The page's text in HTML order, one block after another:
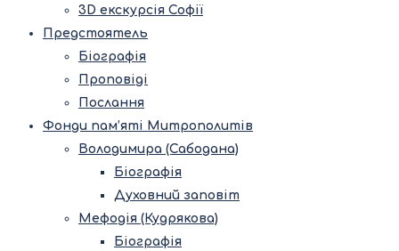
3D екскурсія Софії
Предстоятель
Біографія
Проповіді
Послання
Фонди пам’яті Митрополитів
Володимира (Сабодана)
Біографія
Духовний заповіт
Мефодія (Кудрякова)
Біографія